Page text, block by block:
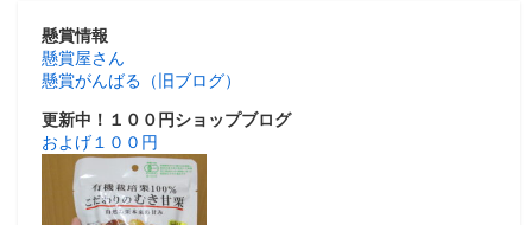
懸賞情報
懸賞屋さん
懸賞がんばる（旧ブログ）
更新中！１００円ショップブログ
およげ１００円